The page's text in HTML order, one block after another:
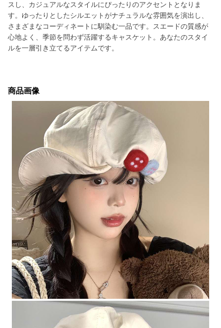
スし、カジュアルなスタイルにぴったりのアクセントとなりま
す。ゆったりとしたシルエットがナチュラルな雰囲気を演出し、
さまざまなコーディネートに馴染む一品です。スエードの質感が
心地よく、季節を問わず活躍するキャスケット。あなたのスタイ
ルを一層引き立てるアイテムです。
商品画像